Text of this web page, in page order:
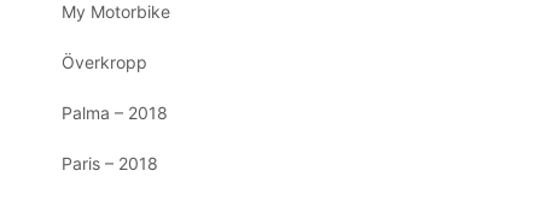
My Motorbike
Överkropp
Palma – 2018
Paris – 2018